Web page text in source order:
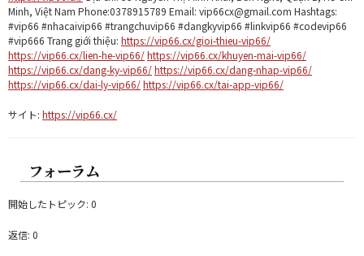
Minh, Việt Nam Phone:0378915789 Email: vip66cx@gmail.com Hashtags:
#vip66 #nhacaivip66 #trangchuvip66 #dangkyvip66 #linkvip66 #codevip66
#vip666 Trang giới thiệu: https://vip66.cx/gioi-thieu-vip66/
https://vip66.cx/lien-he-vip66/https://vip66.cx/khuyen-mai-vip66/
https://vip66.cx/dang-ky-vip66/https://vip66.cx/dang-nhap-vip66/
https://vip66.cx/dai-ly-vip66/https://vip66.cx/tai-app-vip66/
サイト: https://vip66.cx/
フォーラム
開始したトピック: 0
返信: 0